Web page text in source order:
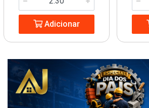
Adicionar